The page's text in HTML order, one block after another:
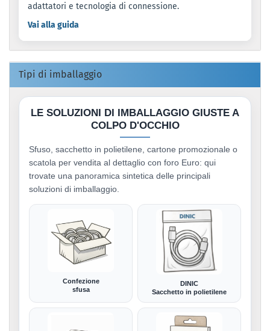
adattatori e tecnologia di connessione.
Vai alla guida
Tipi di imballaggio
LE SOLUZIONI DI IMBALLAGGIO GIUSTE A
COLPO D'OCCHIO
Sfuso, sacchetto in polietilene, cartone promozionale o
scatola per vendita al dettaglio con foro Euro: qui
trovate una panoramica sintetica delle principali
soluzioni di imballaggio.
Confezione
sfusa
DINIC
Sacchetto in polietilene